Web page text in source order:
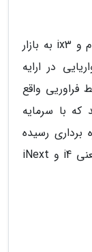
در طی سال 2020 میلادی شاهد عرضه بی ام و ix3 به بازار
در ارایه
واقع
با سرمایه
رسیده
است. دیگر محصولات الکتریکی بی ام و یعنی i4 و iNext